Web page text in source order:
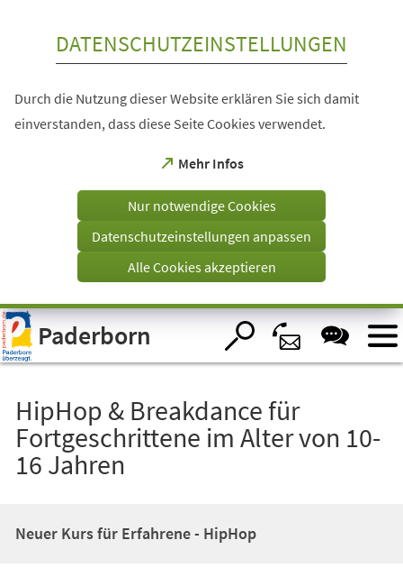
Visuelle
Assistenzsoftware
öffnen.
DATENSCHUTZEINSTELLUNGEN
Durch die Nutzung dieser Website erklären Sie sich damit
einverstanden, dass diese Seite Cookies verwendet.
Mehr Infos
(Öffnet
einem
Tab)
Nur notwendige Cookies
Datenschutzeinstellungen anpassen
Alle Cookies akzeptieren
Paderborn
HipHop & Breakdance für
Fortgeschrittene im Alter von 10-
16 Jahren
Neuer Kurs für Erfahrene - HipHop